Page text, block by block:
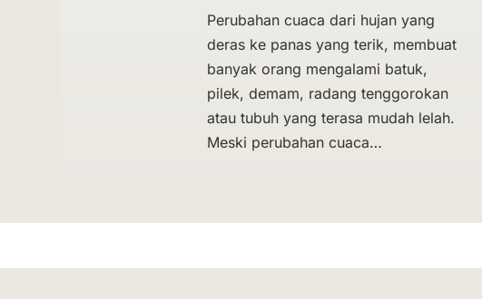
Perubahan cuaca dari hujan yang
deras ke panas yang terik, membuat
banyak orang mengalami batuk,
pilek, demam, radang tenggorokan
atau tubuh yang terasa mudah lelah.
Meski perubahan cuaca…